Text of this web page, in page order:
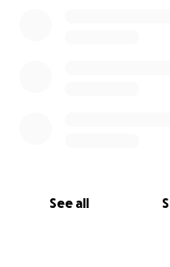
See all